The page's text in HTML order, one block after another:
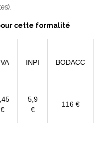
cette formalité
INPI BODACC
€
5,9
€
116 €